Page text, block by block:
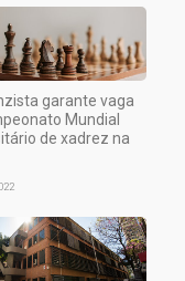
garante vaga
Mundial
de xadrez na